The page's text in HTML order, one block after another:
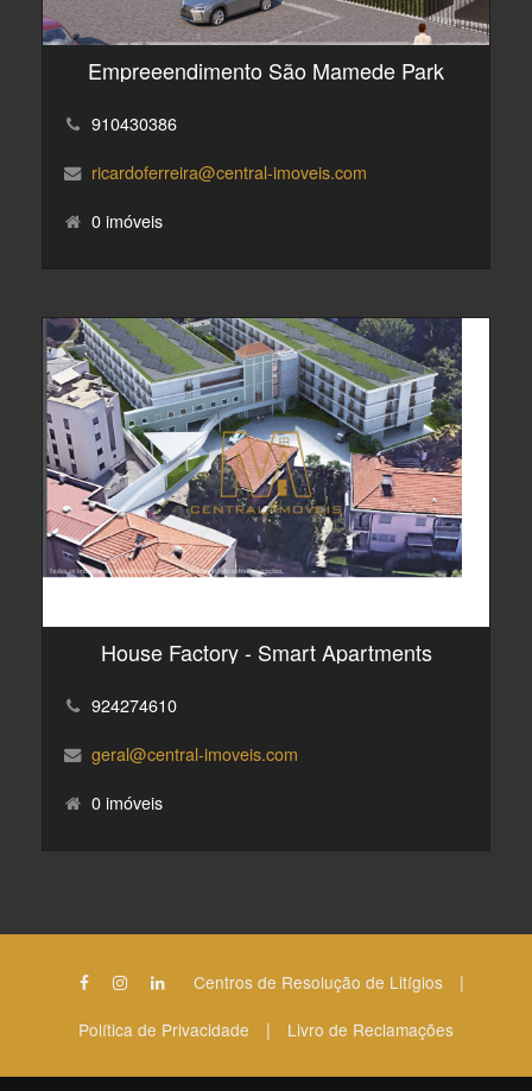
Empreeendimento São Mamede Park
910430386
ricardoferreira@central-imoveis.com
0 imóveis
House Factory - Smart Apartments
924274610
geral@central-imoveis.com
0 imóveis
Centros de Resolução de Litígios |
Política de Privacidade | Livro de Reclamações